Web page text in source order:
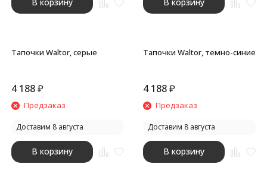
Тапочки Waltor, серые
4 188₽
Предзаказ
Доставим 8 августа
В корзину
Тапочки Waltor, темно-синие
4 188₽
Предзаказ
Доставим 8 августа
В корзину